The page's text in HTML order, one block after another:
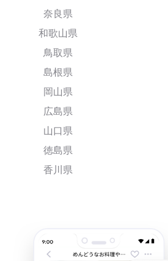
奈良県
和歌山県
鳥取県
島根県
岡山県
広島県
山口県
徳島県
香川県